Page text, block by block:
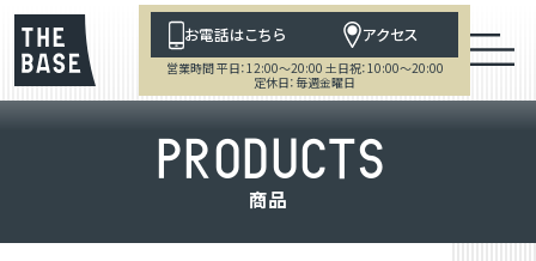
お電話はこちら アクセス
営業時間 平日：12:00～20:00 土日祝：10:00～20:00
定休日：毎週金曜日
PRODUCTS
商品